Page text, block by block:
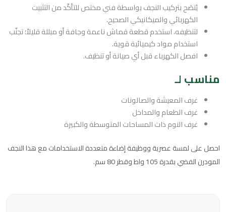
يُنصَح بتركيب النجف بواسطة فني مختص للتأكّد من التثبيت
الكهربائي والميكانيكي الصحيح.
لتنظيفه، استخدم قطعة قماش ناعمة وجافة أو مبللة قليلاً؛ تجنّب
استخدام مواد كيميائية قوية.
افصل الكهرباء قبل أي صيانة أو تنظيف.
مناسب لـ
غرف المعيشة والصالونات
غرف الطعام والمداخل
غرف النوم ذات المساحات المتوسطة والكبيرة
احصل على لمسة عصرية ووظيفة إضاءة متعددة الاستخدامات مع هذا النجف
المودرن الفضي بقدرة 105 واط وقطر 80 سم.